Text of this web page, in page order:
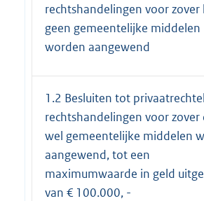
rechtshandelingen voor zover
geen gemeentelijke middelen
worden aangewend
1.2 Besluiten tot
rechtshandelingen voor zover
wel gemeentelijke middelen
aangewend, tot een
maximumwaarde in geld
van € 100.000, -